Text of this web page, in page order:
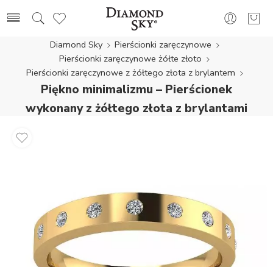
Diamond Sky
Pierścionki zaręczynowe
Pierścionki zaręczynowe żółte złoto
Pierścionki zaręczynowe z żółtego złota z brylantem
Piękno minimalizmu – Pierścionek
wykonany z żółtego złota z brylantami